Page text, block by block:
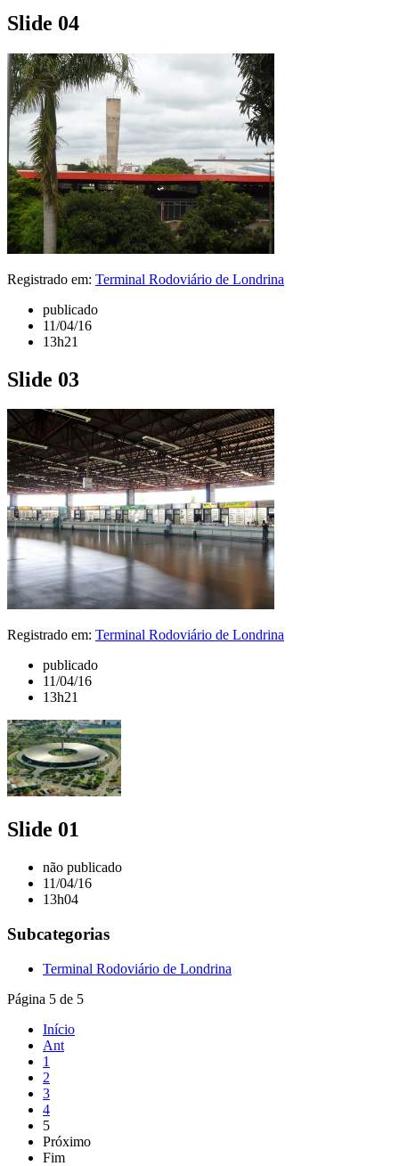
Slide 04
Registrado em: Terminal Rodoviário de Londrina
publicado
11/04/16
13h21
Slide 03
Registrado em: Terminal Rodoviário de Londrina
publicado
11/04/16
13h21
Slide 01
não publicado
11/04/16
13h04
Subcategorias
Terminal Rodoviário de Londrina
Página 5 de 5
Início
Ant
1
2
3
4
5
Próximo
Fim